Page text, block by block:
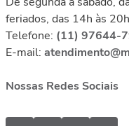
feriados, das 14h às 20h
Telefone: (11) 97644-
E-mail:
Nossas Redes Sociais